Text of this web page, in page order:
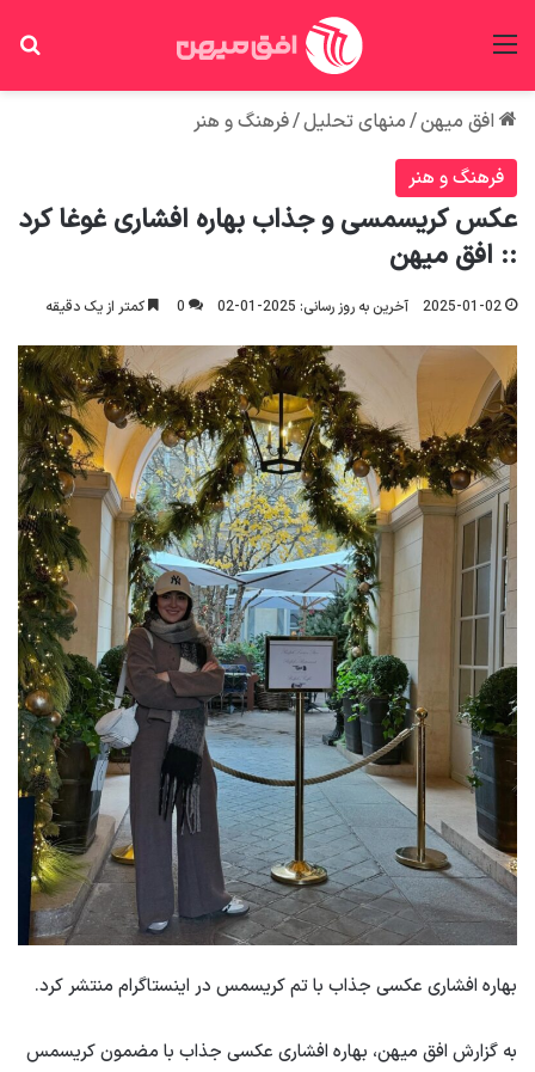
افق میهن/منهای تحلیل/فرهنگ و هنر
فرهنگ و هنر
عکس کریسمسی و جذاب بهاره افشاری غوغا کرد
:: افق میهن
2025-01-02 آخرین به روز رسانی: 2025-01-02 0 کمتر از یک دقیقه
بهاره افشاری عکسی جذاب با تم کریسمس در اینستاگرام منتشر کرد.
به گزارش افق میهن، بهاره افشاری عکسی جذاب با مضمون کریسمس